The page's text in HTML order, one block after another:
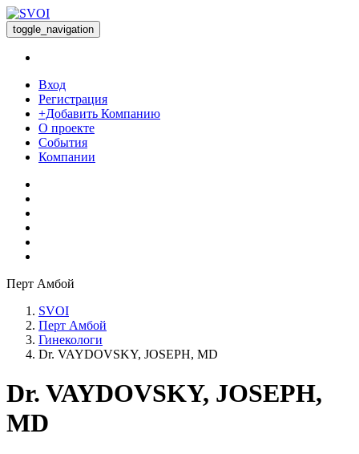
toggle_navigation
Вход
Регистрация
+Добавить Компанию
О проекте
События
Компании
Перт Амбой
SVOI
Перт Амбой
Гинекологи
Dr. VAYDOVSKY, JOSEPH, MD
Dr. VAYDOVSKY, JOSEPH,
MD